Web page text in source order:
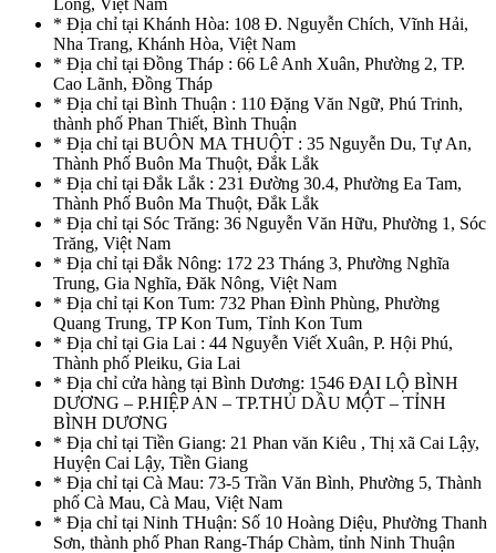
* Địa chỉ tại Khánh Hòa: 108 Đ. Nguyễn Chích, Vĩnh Hải,
Nha Trang, Khánh Hòa, Việt Nam
* Địa chỉ tại Đồng Tháp : 66 Lê Anh Xuân, Phường 2, TP.
Cao Lãnh, Đồng Tháp
* Địa chỉ tại Bình Thuận : 110 Đặng Văn Ngữ, Phú Trinh,
thành phố Phan Thiết, Bình Thuận
* Địa chỉ tại BUÔN MA THUỘT : 35 Nguyễn Du, Tự An,
Thành Phố Buôn Ma Thuột, Đắk Lắk
* Địa chỉ tại Đắk Lắk : 231 Đường 30.4, Phường Ea Tam,
Thành Phố Buôn Ma Thuột, Đắk Lắk
* Địa chỉ tại Sóc Trăng: 36 Nguyễn Văn Hữu, Phường 1, Sóc
Trăng, Việt Nam
* Địa chỉ tại Đắk Nông: 172 23 Tháng 3, Phường Nghĩa
Trung, Gia Nghĩa, Đăk Nông, Việt Nam
* Địa chỉ tại Kon Tum: 732 Phan Đình Phùng, Phường
Quang Trung, TP Kon Tum, Tỉnh Kon Tum
* Địa chỉ tại Gia Lai : 44 Nguyễn Viết Xuân, P. Hội Phú,
Thành phố Pleiku, Gia Lai
* Địa chỉ cửa hàng tại Bình Dương: 1546 ĐẠI LỘ BÌNH
DƯƠNG – P.HIỆP AN – TP.THỦ DẦU MỘT – TỈNH
BÌNH DƯƠNG
* Địa chỉ tại Tiền Giang: 21 Phan văn Kiêu , Thị xã Cai Lậy,
Huyện Cai Lậy, Tiền Giang
* Địa chỉ tại Cà Mau: 73-5 Trần Văn Bình, Phường 5, Thành
phố Cà Mau, Cà Mau, Việt Nam
* Địa chỉ tại Ninh THuận: Số 10 Hoàng Diệu, Phường Thanh
Sơn, thành phố Phan Rang-Tháp Chàm, tỉnh Ninh Thuận